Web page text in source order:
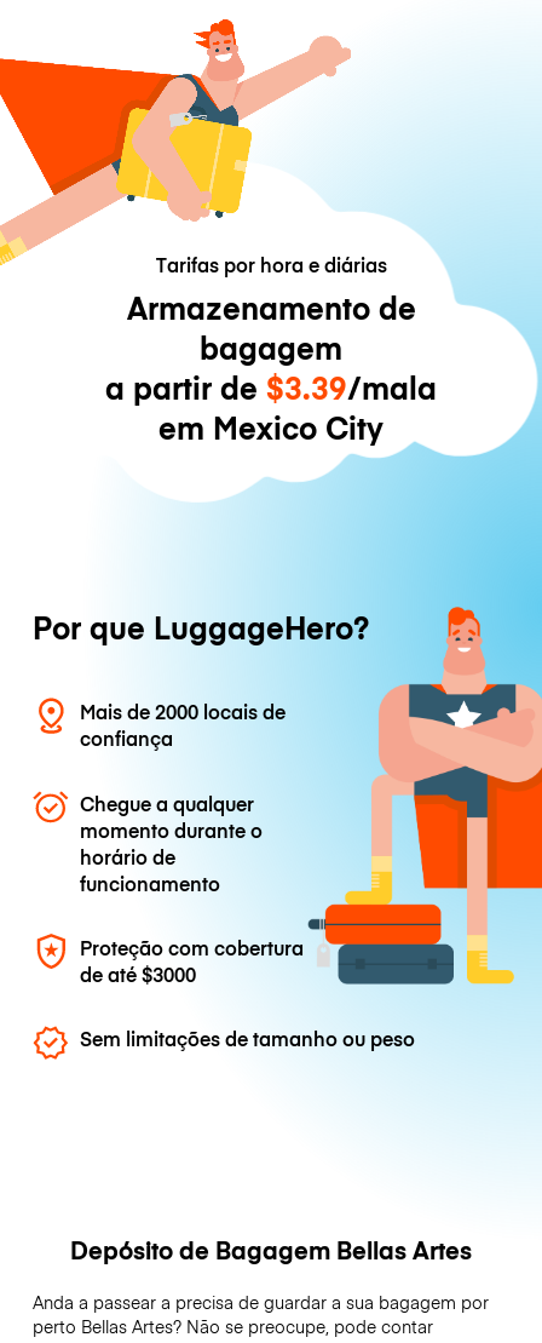
Tarifas por hora e diárias
Armazenamento de
bagagem
a partir de $3.39/mala
em Mexico City
Por que LuggageHero?
Mais de 2000 locais de
confiança
Chegue a qualquer
momento durante o
horário de
funcionamento
Proteção com cobertura
de até$3000
Sem limitações de tamanho ou peso
Depósito de Bagagem Bellas Artes
Anda a passear a precisa de guardar a sua bagagem por
perto Bellas Artes? Não se preocupe, pode contar